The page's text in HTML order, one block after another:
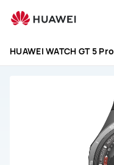
WATCH
HUAWEI WATCH GT 5 Pro